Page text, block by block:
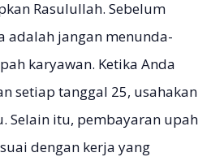
Rasulullah. Sebelum
adalah jangan menunda-
karyawan. Ketika Anda
setiap tanggal 25, usahakan
Selain itu, pembayaran upah
dengan kerja yang